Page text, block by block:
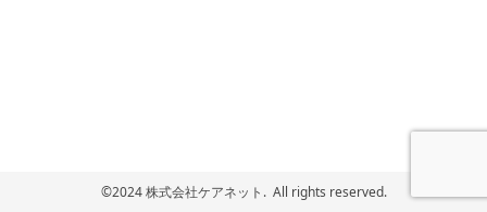
©2024 株式会社ケアネット. All rights reserved.